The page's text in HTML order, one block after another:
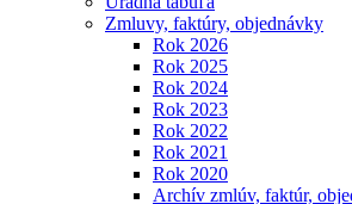
Zmluvy, faktúry, objednávky
Rok 2026
Rok 2025
Rok 2024
Rok 2023
Rok 2022
Rok 2021
Rok 2020
Archív zmlúv, faktúr,